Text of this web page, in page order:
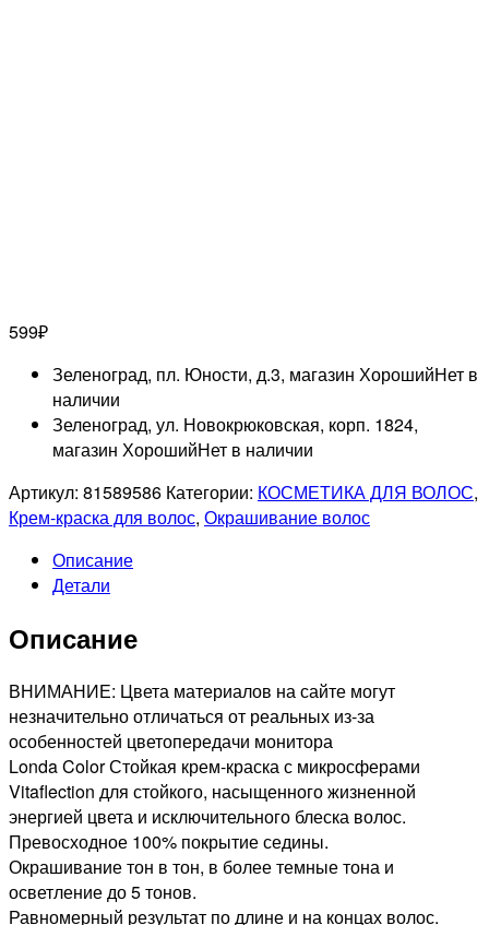
599₽
Зеленоград, пл. Юности, д.3, магазин ХорошийНет в
наличии
Зеленоград, ул. Новокрюковская, корп. 1824,
магазин ХорошийНет в наличии
Артикул: 81589586 Категории: КОСМЕТИКА ДЛЯ ВОЛОС,
Крем-краска для волос, Окрашивание волос
Описание
Детали
Описание
ВНИМАНИЕ: Цвета материалов на сайте могут
незначительно отличаться от реальных из-за
особенностей цветопередачи монитора
Londa Color Стойкая крем-краска с микросферами
Vitaflection для стойкого, насыщенного жизненной
энергией цвета и исключительного блеска волос.
Превосходное 100% покрытие седины.
Окрашивание тон в тон, в более темные тона и
осветление до 5 тонов.
Равномерный результат по длине и на концах волос.